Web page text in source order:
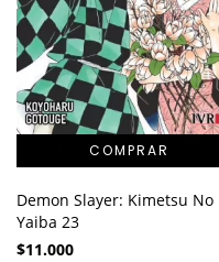
Demon Slayer: Kimetsu No
Yaiba 23
$11.000